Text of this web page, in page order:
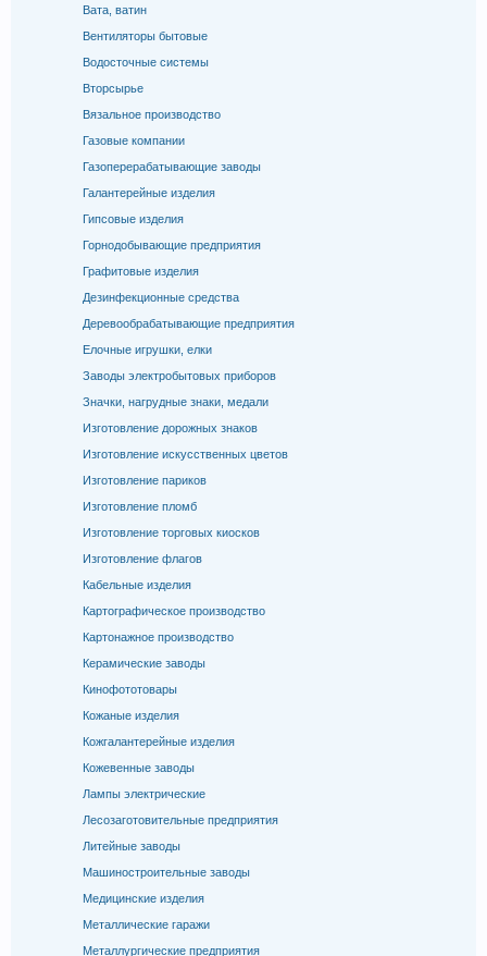
Вата, ватин
Вентиляторы бытовые
Водосточные системы
Вторсырье
Вязальное производство
Газовые компании
Газоперерабатывающие заводы
Галантерейные изделия
Гипсовые изделия
Горнодобывающие предприятия
Графитовые изделия
Дезинфекционные средства
Деревообрабатывающие предприятия
Елочные игрушки, елки
Заводы электробытовых приборов
Значки, нагрудные знаки, медали
Изготовление дорожных знаков
Изготовление искусственных цветов
Изготовление париков
Изготовление пломб
Изготовление торговых киосков
Изготовление флагов
Кабельные изделия
Картографическое производство
Картонажное производство
Керамические заводы
Кинофототовары
Кожаные изделия
Кожгалантерейные изделия
Кожевенные заводы
Лампы электрические
Лесозаготовительные предприятия
Литейные заводы
Машиностроительные заводы
Медицинские изделия
Металлические гаражи
Металлургические предприятия